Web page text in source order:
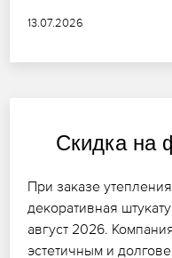
13.07.2026
Скидка на
При заказе
декоративная
август 2026.
эстетичным и